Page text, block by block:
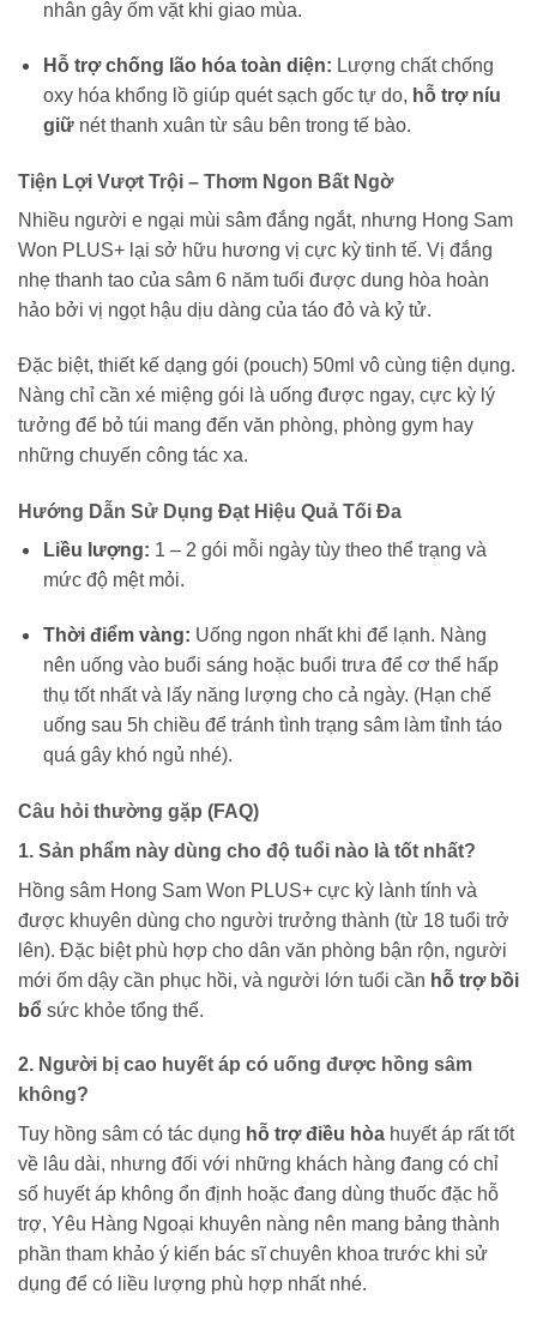
nhân gây ốm vặt khi giao mùa.
Hỗ trợ chống lão hóa toàn diện: Lượng chất chống
oxy hóa khổng lồ giúp quét sạch gốc tự do, hỗ trợ níu
giữnét thanh xuân từ sâu bên trong tế bào.
Tiện Lợi Vượt Trội – Thơm Ngon Bất Ngờ
Nhiều người e ngại mùi sâm đắng ngắt, nhưng Hong Sam
Won PLUS+ lại sở hữu hương vị cực kỳ tinh tế. Vị đắng
nhẹ thanh tao của sâm 6 năm tuổi được dung hòa hoàn
hảo bởi vị ngọt hậu dịu dàng của táo đỏ và kỷ tử.
Đặc biệt, thiết kế dạng gói (pouch) 50ml vô cùng tiện dụng.
Nàng chỉ cần xé miệng gói là uống được ngay, cực kỳ lý
tưởng để bỏ túi mang đến văn phòng, phòng gym hay
những chuyến công tác xa.
Hướng Dẫn Sử Dụng Đạt Hiệu Quả Tối Đa
Liều lượng: 1 – 2 gói mỗi ngày tùy theo thể trạng và
mức độ mệt mỏi.
Thời điểm vàng: Uống ngon nhất khi để lạnh. Nàng
nên uống vào buổi sáng hoặc buổi trưa để cơ thể hấp
thụ tốt nhất và lấy năng lượng cho cả ngày. (Hạn chế
uống sau 5h chiều để tránh tình trạng sâm làm tỉnh táo
quá gây khó ngủ nhé).
Câu hỏi thường gặp (FAQ)
1. Sản phẩm này dùng cho độ tuổi nào là tốt nhất?
Hồng sâm Hong Sam Won PLUS+ cực kỳ lành tính và
được khuyên dùng cho người trưởng thành (từ 18 tuổi trở
lên). Đặc biệt phù hợp cho dân văn phòng bận rộn, người
mới ốm dậy cần phục hồi, và người lớn tuổi cần hỗ trợ bồi
bổ sức khỏe tổng thể.
2. Người bị cao huyết áp có uống được hồng sâm
không?
Tuy hồng sâm có tác dụng hỗ trợ điều hòa huyết áp rất tốt
về lâu dài, nhưng đối với những khách hàng đang có chỉ
số huyết áp không ổn định hoặc đang dùng thuốc đặc hỗ
trợ, Yêu Hàng Ngoại khuyên nàng nên mang bảng thành
phần tham khảo ý kiến bác sĩ chuyên khoa trước khi sử
dụng để có liều lượng phù hợp nhất nhé.